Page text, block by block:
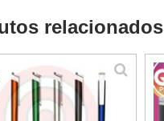
relacionados